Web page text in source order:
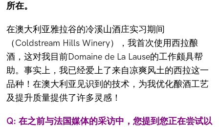
所在。
在澳大利亚雅拉谷的冷溪山酒庄实习期间
（Coldstream Hills Winery），我首次使用西拉酿
酒，这对我目前Domaine de La Lause的工作颇具帮
助。事实上，我已经爱上了来自凉爽风土的西拉这一
品种！在澳大利亚见识到的技术，为我优化酿酒工艺
及提升质量提供了许多灵感！
Q:在之前与法国媒体的采访中，您提到您正在尝试以